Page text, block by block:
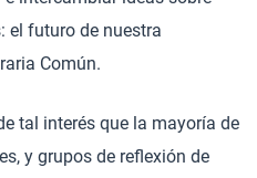
el futuro de nuestra
Común.
tal interés que la mayoría de
y grupos de reflexión de